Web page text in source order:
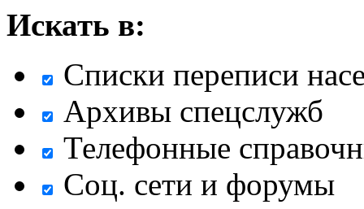
Искать в:
Списки переписи
Архивы спецслужб
Телефонные
Соц. сети и форумы